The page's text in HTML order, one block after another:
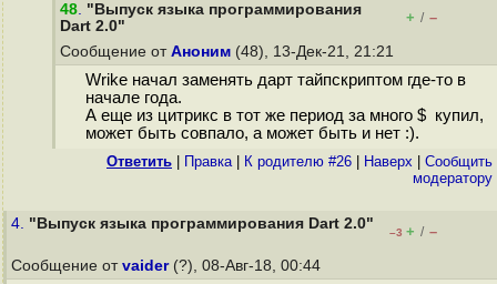
48. "Выпуск языка программирования
Dart 2.0"
+ / –
Сообщение от Аноним (48), 13-Дек-21, 21:21
Wrike начал заменять дарт тайпскриптом где-то в
начале года.
А еще из цитрикс в тот же период за много $ купил,
может быть совпало, а может быть и нет :).
Ответить Правка| К родителю #26 Наверх
Cообщить
модератору
4. "Выпуск языка программирования Dart 2.0"
–3 + / –
Сообщение от vaider(?), 08-Авг-18, 00:44